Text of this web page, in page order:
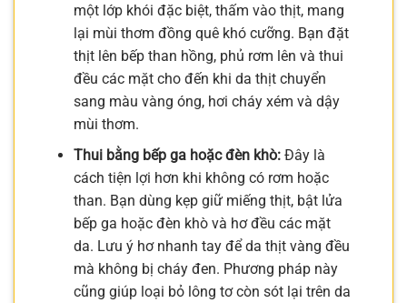
một lớp khói đặc biệt, thấm vào thịt, mang
lại mùi thơm đồng quê khó cưỡng. Bạn đặt
thịt lên bếp than hồng, phủ rơm lên và thui
đều các mặt cho đến khi da thịt chuyển
sang màu vàng óng, hơi cháy xém và dậy
mùi thơm.
Thui bằng bếp ga hoặc đèn khò:Đây là
cách tiện lợi hơn khi không có rơm hoặc
than. Bạn dùng kẹp giữ miếng thịt, bật lửa
bếp ga hoặc đèn khò và hơ đều các mặt
da. Lưu ý hơ nhanh tay để da thịt vàng đều
mà không bị cháy đen. Phương pháp này
cũng giúp loại bỏ lông tơ còn sót lại trên da